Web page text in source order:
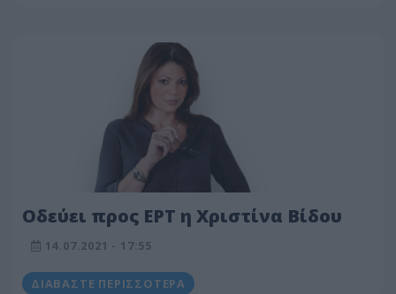
Οδεύει προς ΕΡΤ η Χριστίνα Βίδου
14.07.2021 - 17:55
ΔΙΑΒΆΣΤΕ ΠΕΡΙΣΣΌΤΕΡΑ